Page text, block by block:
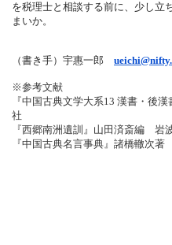
を税理士と相談する前に、 少し立
まいか。
（書き手）宇惠一郎
※参考文献
『中国古典文学大系13 漢書・後
社
『西郷南洲遺訓』山田済斎編 岩
『中国古典名言事典』諸橋轍次